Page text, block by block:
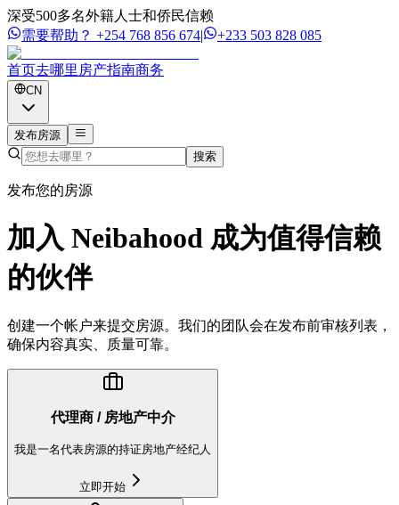
深受500多名外籍人士和侨民信赖
需要帮助？ +254 768 856 674| +233 503 828 085
首页去哪里 房产指南商务
CN
发布房源
搜索
发布您的房源
加入 Neibahood 成为值得信赖
的伙伴
创建一个帐户来提交房源。我们的团队会在发布前审核列表，
确保内容真实、质量可靠。
代理商 / 房地产中介
我是一名代表房源的持证房地产经纪人
立即开始